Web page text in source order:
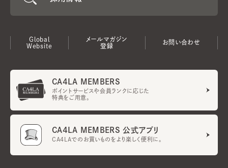
Global
Website
メールマガジン
登録
お問い合わせ
CA4LA MEMBERS
ポイントサービスや会員ランクに応じた
特典をご用意。
CA4LA MEMBERS 公式アプリ
CA4LAでのお買いものをより楽しく便利に。